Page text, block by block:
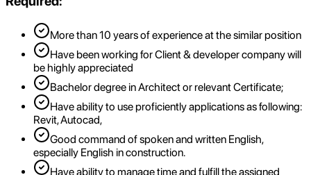
More than 10 years of experience at the similar position
Have been working for Client & developer company will
be highly appreciated
Bachelor degree in Architect or relevant Certificate;
Have ability to use proficiently applications as following:
Revit, Autocad,
Good command of spoken and written English,
especially English in construction.
Have ability to manage time and fulfill the assigned